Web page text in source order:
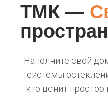
ТМК —
Наполните свой
системы
кто ценит